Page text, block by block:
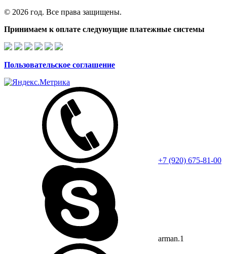
© 2026 год. Все права защищены.
Принимаем к оплате следуюущие платежные системы
Пользовательское соглашение
+7 (920) 675-81-00
arman.1